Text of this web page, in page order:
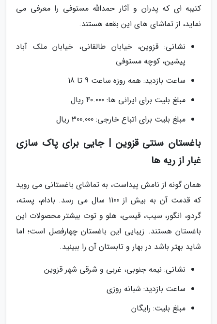
کتیبه ای که پدران و آثار حمدالله مستوفی را معرفی می
نماید، از تماشای های این بقعه هستند.
نشانی: قزوین، خیابان طالقانی، خیابان ملک آباد
پیشین، کوچه مستوفی
ساعت بازدید: همه روزه ساعت 9 تا 18
مبلغ بلیت برای ایرانی ها: 40.000 ریال
مبلغ بلیت برای اتباع خارجی: 300.000 ریال
باغستان سنتی قزوین | جایی برای پاک سازی
غبار از ریه ها
همان گونه از نامش پیداست، به تماشای باغستانی می روید
که قدمت آن به بیش از 1100 سال می رسد. بادام، پسته،
گردو، انگور، سیب، قیسی، هلو و توت بیشتر محصولات این
باغستان هستند. زیبایی این باغستان چهارفصل است؛ اما
شاید بهتر باشد در بهار و تابستان آن را ببینید.
نشانی: نیمه جنوبی، غربی و شرقی شهر قزوین
ساعت بازدید: شبانه روزی
مبلغ بلیت: رایگان